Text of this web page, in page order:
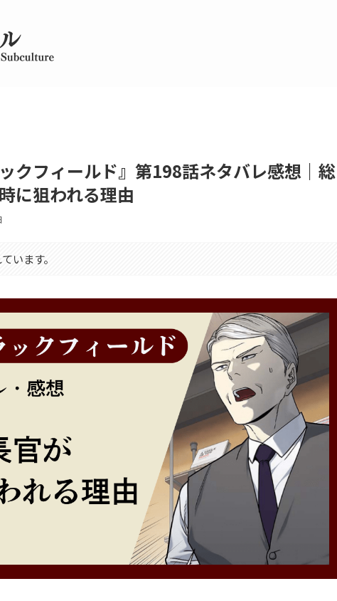
クフィールド』第198話ネタバレ感想｜総
に狙われる理由
います。